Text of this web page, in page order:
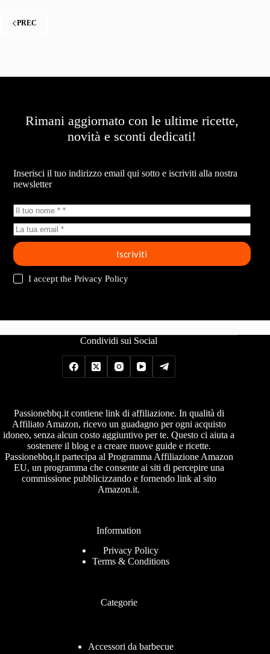
PREC
Rimani aggiornato con le ultime ricette,
novità e sconti dedicati!
Inserisci il tuo indirizzo email qui sotto e iscriviti alla nostra
newsletter
Iscriviti
I accept thePrivacy Policy
Condividi sui Social
Passionebbq.it contiene link di affiliazione. In qualità di
Affiliato Amazon, ricevo un guadagno per ogni acquisto
idoneo, senza alcun costo aggiuntivo per te. Questo ci aiuta a
sostenere il blog e a creare nuove guide e ricette.
Passionebbq.it partecipa al Programma Affiliazione Amazon
EU, un programma che consente ai siti di percepire una
commissione pubblicizzando e fornendo link al sito
Amazon.it.
Information
Privacy Policy
Terms & Conditions
Categorie
Accessori da barbecue